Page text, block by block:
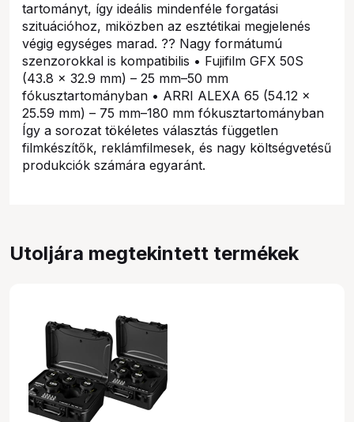
tartományt, így ideális mindenféle forgatási
szituációhoz, miközben az esztétikai megjelenés
végig egységes marad. ?? Nagy formátumú
szenzorokkal is kompatibilis • Fujifilm GFX 50S
(43.8 × 32.9 mm) – 25 mm–50 mm
fókusztartományban • ARRI ALEXA 65 (54.12 ×
25.59 mm) – 75 mm–180 mm fókusztartományban
Így a sorozat tökéletes választás független
filmkészítők, reklámfilmesek, és nagy költségvetésű
produkciók számára egyaránt.
Utoljára megtekintett termékek